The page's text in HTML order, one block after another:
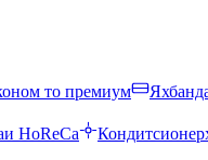
то премиум
HoReCa